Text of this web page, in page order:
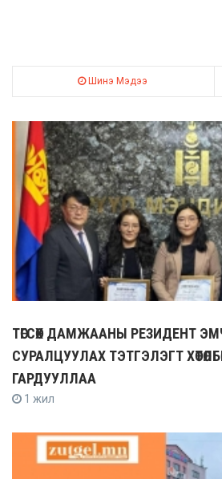
Шинэ Мэдээ
ТӨГСӨХ ДАМЖААНЫ РЕЗИДЕНТ
СУРАЛЦУУЛАХ ТЭТГЭЛЭГТ
ГАРДУУЛЛАА
1 жил